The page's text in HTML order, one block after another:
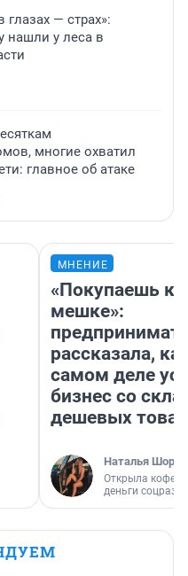
глазах — страх»:
нашли у леса в
многие охватил
главное об атаке
МНЕНИЕ
«Покупаешь
мешке»:
рассказала,
самом деле
бизнес со
дешевых
Наталья
Открыла
деньги